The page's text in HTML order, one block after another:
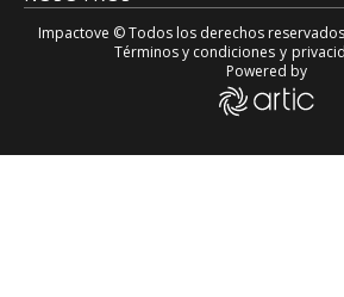
Impactove © Todos los derechos
Términos y condiciones y
Powered by